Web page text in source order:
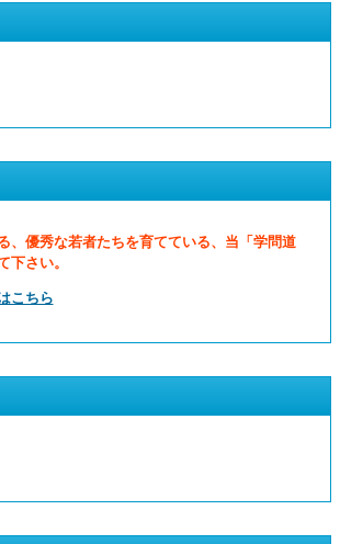
、優秀な若者たちを育てている、当「学問道
下さい。
こちら